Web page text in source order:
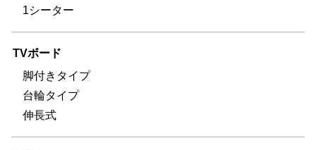
1シーター
TVボード
脚付きタイプ
台輪タイプ
伸長式